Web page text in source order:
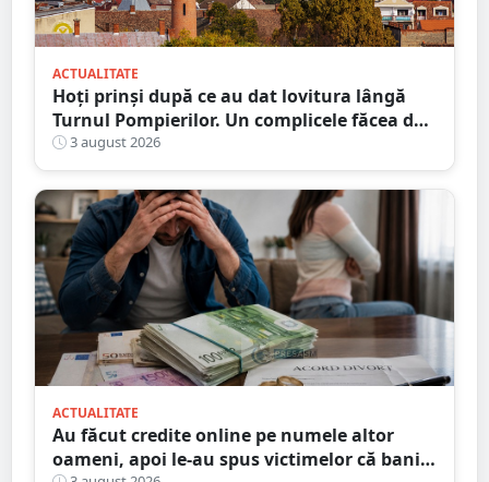
ACTUALITATE
Hoți prinși după ce au dat lovitura lângă
Turnul Pompierilor. Un complicele făcea de
pază
3 august 2026
ACTUALITATE
Au făcut credite online pe numele altor
oameni, apoi le-au spus victimelor că banii